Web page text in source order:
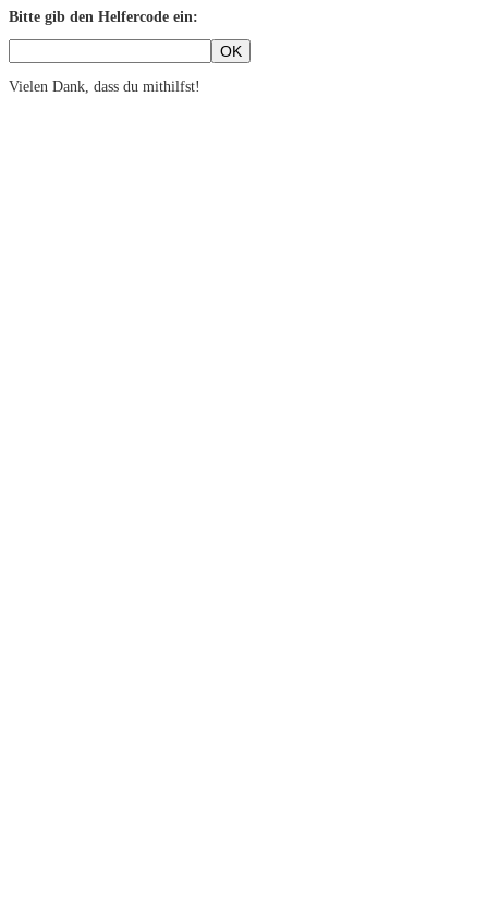
Bitte gib den Helfercode ein:
Vielen Dank, dass du mithilfst!